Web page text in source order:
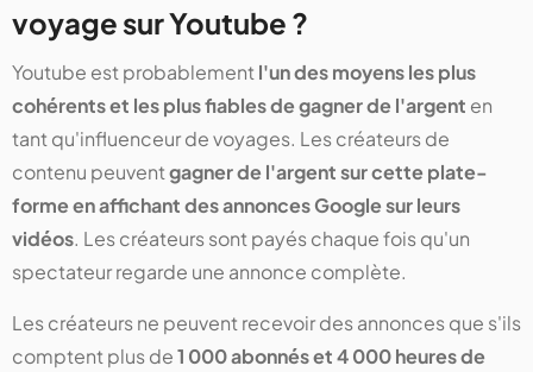
voyage sur Youtube ?
Youtube est probablement l'un des moyens les plus
cohérents et les plus fiables de gagner de l'argent en
tant qu'influenceur de voyages. Les créateurs de
contenu peuventgagner de l'argent sur cette plate-
forme en affichant des annonces Google sur leurs
vidéos. Les créateurs sont payés chaque fois qu'un
spectateur regarde une annonce complète.
Les créateurs ne peuvent recevoir des annonces que s'ils
comptent plus de1 000 abonnés et 4 000 heures de